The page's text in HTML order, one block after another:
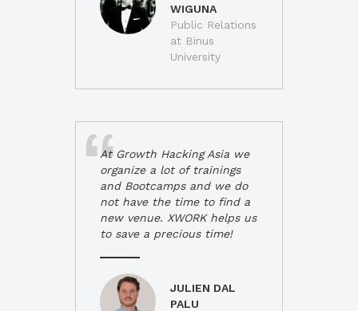
WIGUNA
Public Relations
at Binus
University
At Growth Hacking Asia we
organize a lot of trainings
and Bootcamps and we do
not have the time to find a
new venue. XWORK helps us
to save a precious time!
JULIEN DAL
PALU